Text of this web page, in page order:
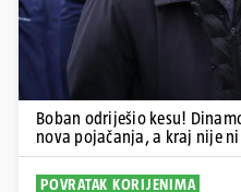
Boban odriješio kesu!
nova pojačanja, a kraj nije
POVRATAK KORIJENIMA